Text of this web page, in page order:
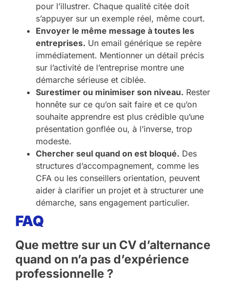
pour l’illustrer. Chaque qualité citée doit
s’appuyer sur un exemple réel, même court.
Envoyer le même message à toutes les
entreprises. Un email générique se repère
immédiatement. Mentionner un détail précis
sur l’activité de l’entreprise montre une
démarche sérieuse et ciblée.
Surestimer ou minimiser son niveau. Rester
honnête sur ce qu’on sait faire et ce qu’on
souhaite apprendre est plus crédible qu’une
présentation gonflée ou, à l’inverse, trop
modeste.
Chercher seul quand on est bloqué. Des
structures d’accompagnement, comme les
CFA ou les conseillers orientation, peuvent
aider à clarifier un projet et à structurer une
démarche, sans engagement particulier.
FAQ
Que mettre sur un CV d’alternance
quand on n’a pas d’expérience
professionnelle ?